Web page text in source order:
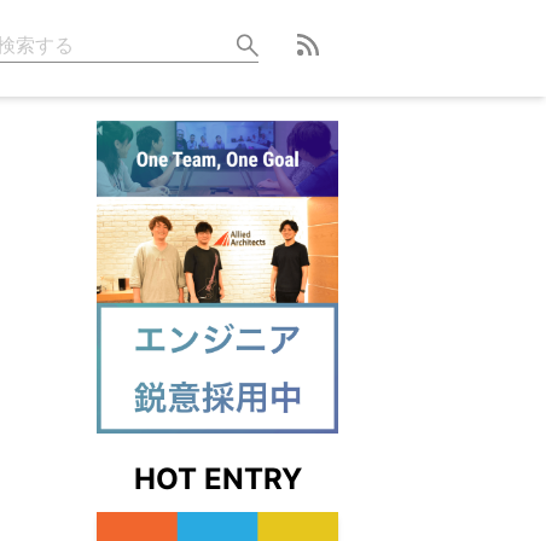
HOT ENTRY